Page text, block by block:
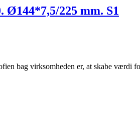
Ø144*7,5/225 mm. S1
bag virksomheden er, at skabe